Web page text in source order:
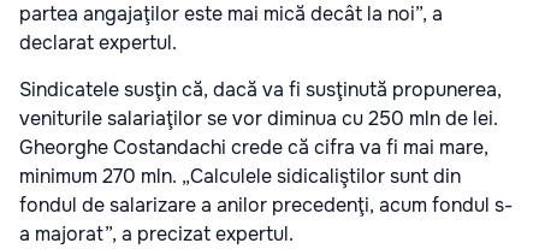
partea angajaţilor este mai mică decât la noi”, a
declarat expertul.
Sindicatele susţin că, dacă va fi susţinută propunerea,
veniturile salariaţilor se vor diminua cu 250 mln de lei.
Gheorghe Costandachi crede că cifra va fi mai mare,
minimum 270 mln. „Calculele sidicaliştilor sunt din
fondul de salarizare a anilor precedenţi, acum fondul s-
a majorat”, a precizat expertul.